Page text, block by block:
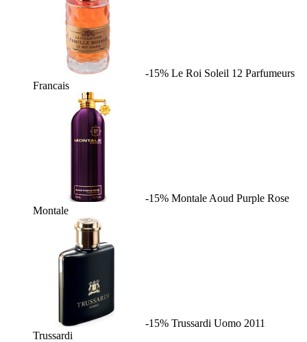
-15% Le Roi Soleil 12 Parfumeurs
Francais
-15% Montale Aoud Purple Rose
Montale
-15% Trussardi Uomo 2011
Trussardi